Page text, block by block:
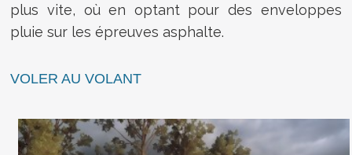
plus vite, où en optant pour des enveloppes
pluie sur les épreuves asphalte.
VOLER AU VOLANT